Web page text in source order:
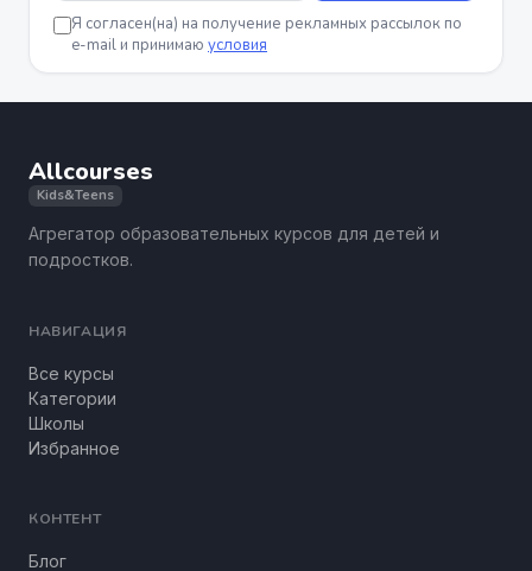
Я согласен(на) на получение рекламных рассылок по
e-mail и принимаю условия
Allcourses
Kids&Teens
Агрегатор образовательных курсов для детей и
подростков.
НАВИГАЦИЯ
Все курсы
Категории
Школы
Избранное
КОНТЕНТ
Блог